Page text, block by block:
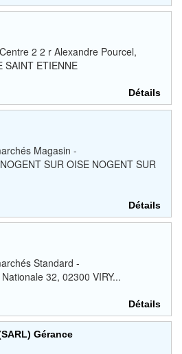
2 2 r Alexandre Pourcel,
SAINT ETIENNE
Détails
Magasin -
SUR OISE NOGENT SUR
Détails
Standard -
32, 02300 VIRY...
Détails
Gérance